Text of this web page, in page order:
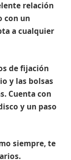
relación
con un
a cualquier
de fijación
y las bolsas
Cuenta con
y un paso
siempre, te